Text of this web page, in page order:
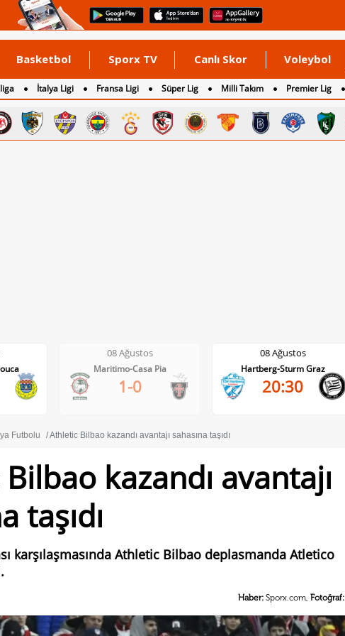
Basketbol Sporx TV Canlı Skor Voleybol
İtalya Ligi Fransa Ligi Süper Lig Milli Takım Premier Lig
08 Ağustos
Maritimo-Casa Pia
1-0
08 Ağustos
Hartberg-Sturm Graz
20:30
Futbolu Athletic Bilbao kazandı avantajı sahasına taşıdı
kazandı avantajı
taşıdı
karşılaşmasında Athletic Bilbao deplasmanda Atletico
Haber: Sporx.com, Fotoğraf: